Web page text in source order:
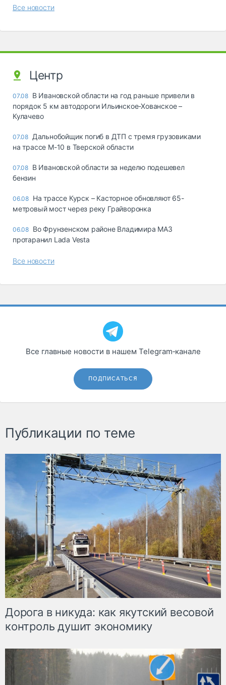
Все новости
Центр
07.08 В Ивановской области на год раньше привели в
порядок 5 км автодороги Ильинское-Хованское –
Кулачево
07.08 Дальнобойщик погиб в ДТП с тремя грузовиками
на трассе М-10 в Тверской области
07.08 В Ивановской области за неделю подешевел
бензин
06.08 На трассе Курск – Касторное обновляют 65-
метровый мост через реку Грайворонка
06.08 Во Фрунзенском районе Владимира МАЗ
протаранил Lada Vesta
Все новости
Все главные новости в нашем Telegram‑канале
ПОДПИСАТЬСЯ
Публикации по теме
Дорога в никуда: как якутский весовой
контроль душит экономику